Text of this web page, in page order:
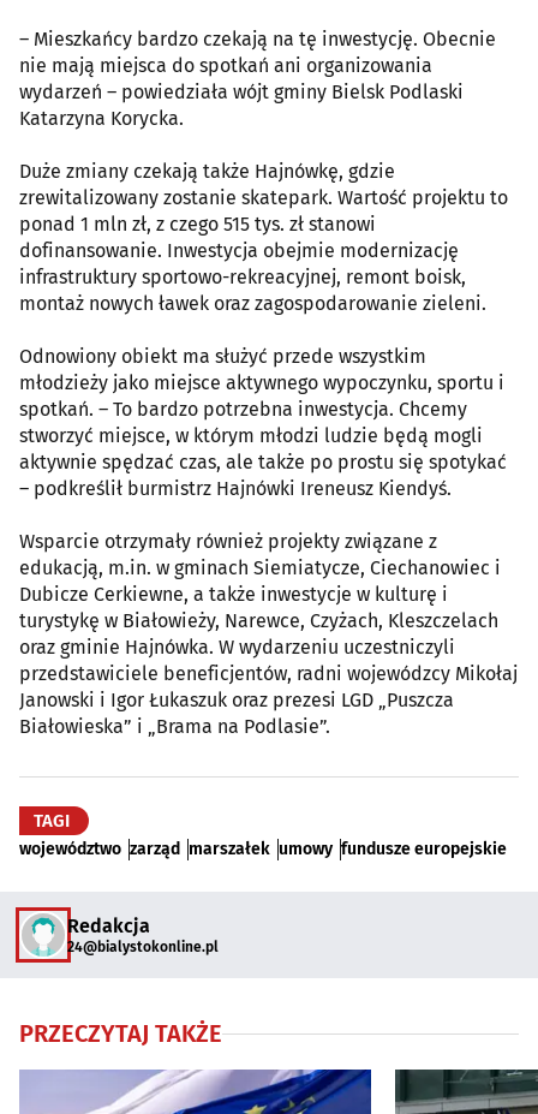
– Mieszkańcy bardzo czekają na tę inwestycję. Obecnie
nie mają miejsca do spotkań ani organizowania
wydarzeń – powiedziała wójt gminy Bielsk Podlaski
Katarzyna Korycka.
Duże zmiany czekają także Hajnówkę, gdzie
zrewitalizowany zostanie skatepark. Wartość projektu to
ponad 1 mln zł, z czego 515 tys. zł stanowi
dofinansowanie. Inwestycja obejmie modernizację
infrastruktury sportowo-rekreacyjnej, remont boisk,
montaż nowych ławek oraz zagospodarowanie zieleni.
Odnowiony obiekt ma służyć przede wszystkim
młodzieży jako miejsce aktywnego wypoczynku, sportu i
spotkań. – To bardzo potrzebna inwestycja. Chcemy
stworzyć miejsce, w którym młodzi ludzie będą mogli
aktywnie spędzać czas, ale także po prostu się spotykać
– podkreślił burmistrz Hajnówki Ireneusz Kiendyś.
Wsparcie otrzymały również projekty związane z
edukacją, m.in. w gminach Siemiatycze, Ciechanowiec i
Dubicze Cerkiewne, a także inwestycje w kulturę i
turystykę w Białowieży, Narewce, Czyżach, Kleszczelach
oraz gminie Hajnówka. W wydarzeniu uczestniczyli
przedstawiciele beneficjentów, radni wojewódzcy Mikołaj
Janowski i Igor Łukaszuk oraz prezesi LGD „Puszcza
Białowieska” i „Brama na Podlasie”.
TAGI
województwo zarząd marszałek umowy fundusze europejskie
Redakcja
24@bialystokonline.pl
PRZECZYTAJ TAKŻE